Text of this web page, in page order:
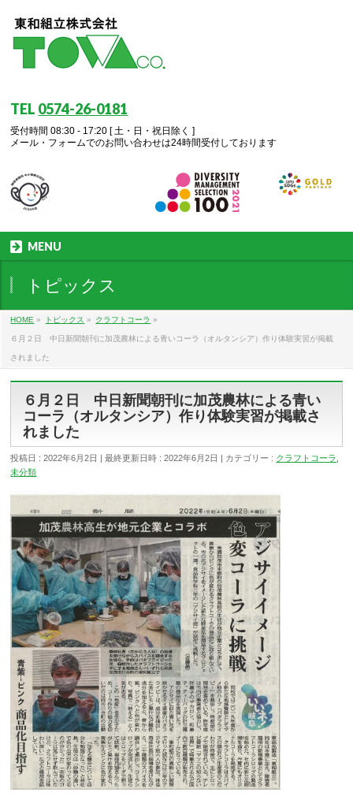
TEL 0574-26-0181
受付時間 08:30 - 17:20 [ 土・日・祝日除く ]
メール・フォームでのお問い合わせは24時間受付しております
MENU
トピックス
HOME » トピックス » クラフトコーラ »
６月２日 中日新聞朝刊に加茂農林による青いコーラ（オルタンシア）作り体験実習が掲載
されました
６月２日 中日新聞朝刊に加茂農林による青い
コーラ（オルタンシア）作り体験実習が掲載さ
れました
投稿日 : 2022年6月2日 最終更新日時 : 2022年6月2日 カテゴリー : クラフトコーラ
未分類